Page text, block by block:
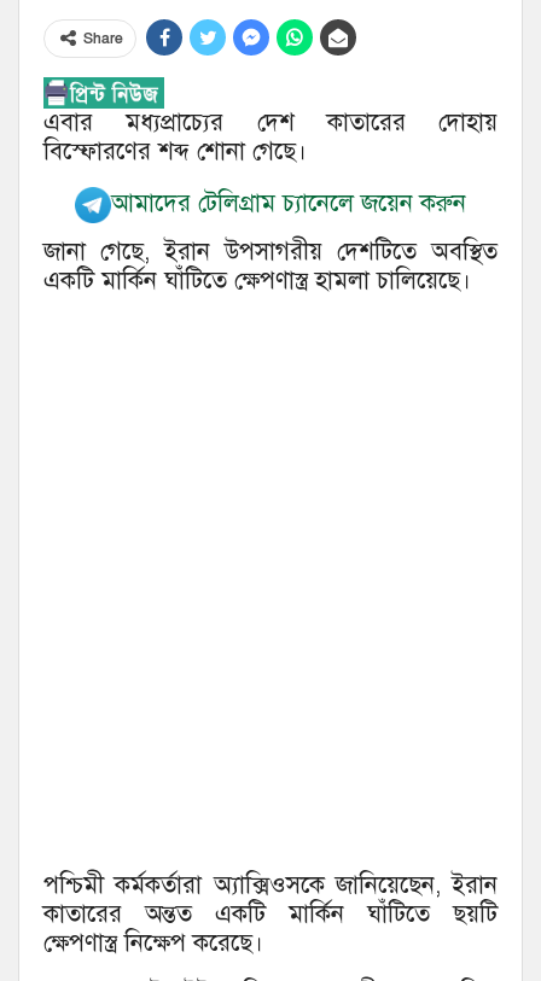
Share
এবার মধ্যপ্রাচ্যের দেশ কাতারের দোহায়
বিস্ফোরণের শব্দ শোনা গেছে।
আমাদের টেলিগ্রাম চ্যানেলে জয়েন করুন
জানা গেছে, ইরান উপসাগরীয় দেশটিতে অবস্থিত
একটি মার্কিন ঘাঁটিতে ক্ষেপণাস্ত্র হামলা চালিয়েছে।
পশ্চিমী কর্মকর্তারা অ্যাক্সিওসকে জানিয়েছেন, ইরান
কাতারের অন্তত একটি মার্কিন ঘাঁটিতে ছয়টি
ক্ষেপণাস্ত্র নিক্ষেপ করেছে।